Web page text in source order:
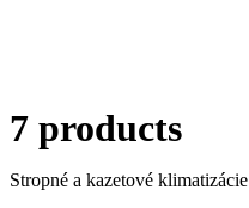
7 products
Stropné a kazetové klimatizácie